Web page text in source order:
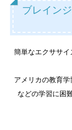
ブレイン
簡単なエクササ
アメリカの教育
などの学習に困